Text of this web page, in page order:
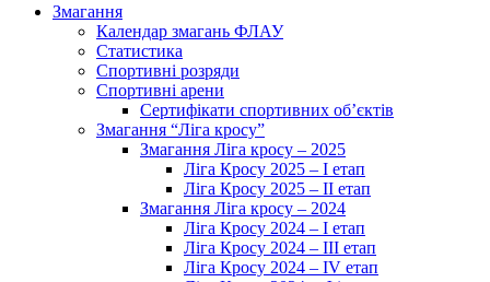
Змагання
Календар змагань ФЛАУ
Статистика
Спортивні розряди
Спортивні арени
Сертифікати спортивних об’єктів
Змагання “Ліга кросу”
Змагання Ліга кросу – 2025
Ліга Кросу 2025 – I етап
Ліга Кросу 2025 – II етап
Змагання Ліга кросу – 2024
Ліга Кросу 2024 – I етап
Ліга Кросу 2024 – III етап
Ліга Кросу 2024 – IV етап